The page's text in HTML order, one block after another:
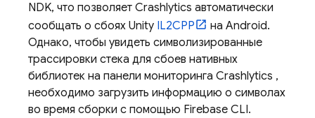
NDK, что позволяет Crashlytics автоматически
сообщать о сбоях Unity IL2CPP
на Android.
Однако, чтобы увидеть символизированные
трассировки стека для сбоев нативных
библиотек на панели мониторинга Crashlytics ,
необходимо загрузить информацию о символах
во время сборки с помощью Firebase CLI.